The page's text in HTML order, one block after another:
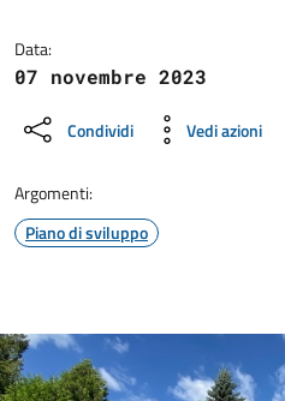
Data:
07 novembre 2023
Condividi Vedi azioni
Argomenti:
Piano di sviluppo